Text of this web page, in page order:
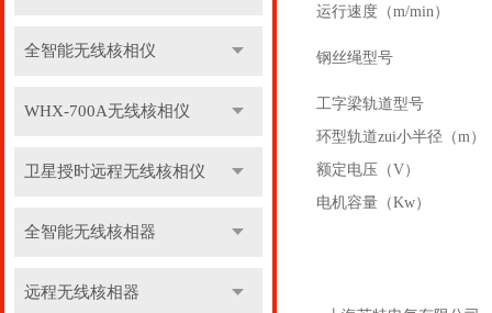
全智能无线核相仪
WHX-700A无线核相仪
卫星授时远程无线核相仪
全智能无线核相器
远程无线核相器
运行速度（m/min）
钢丝绳型号
工字梁轨道型号
环型轨道zui小半径（m）
额定电压（V）
电机容量（Kw）